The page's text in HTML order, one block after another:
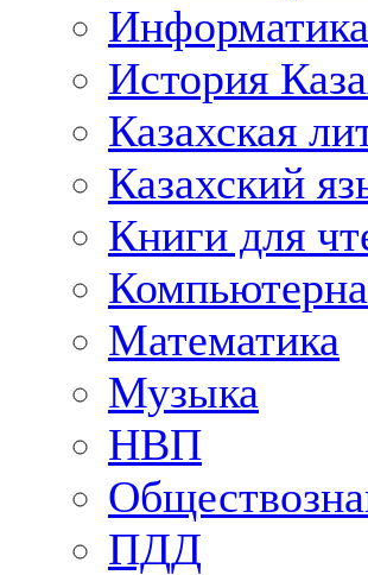
Информатика
История
Казахская
Казахский
Книги для
Математика
Музыка
НВП
ПДД